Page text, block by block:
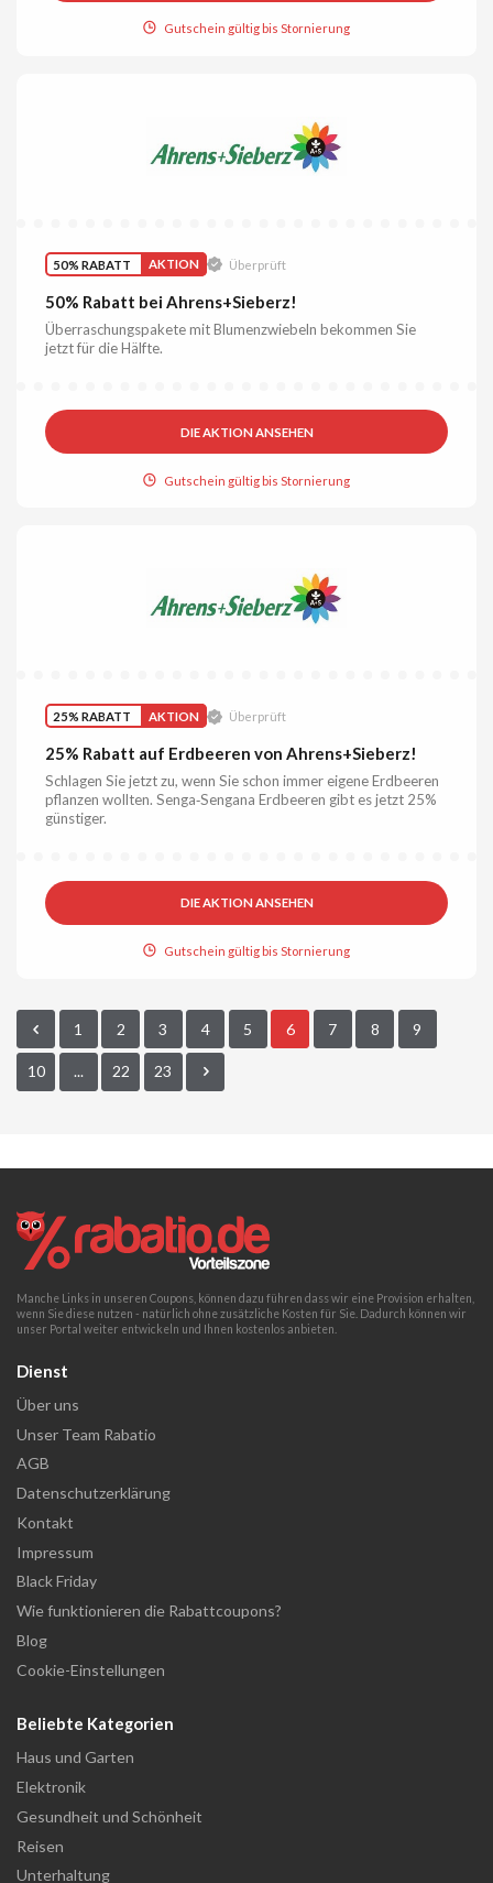
Gutschein gültig bis Stornierung
50% RABATT AKTION Überprüft
50% Rabatt bei Ahrens+Sieberz!
Überraschungspakete mit Blumenzwiebeln bekommen Sie
jetzt für die Hälfte.
DIE AKTION ANSEHEN
Gutschein gültig bis Stornierung
25% RABATT AKTION Überprüft
25% Rabatt auf Erdbeeren von Ahrens+Sieberz!
Schlagen Sie jetzt zu, wenn Sie schon immer eigene Erdbeeren
pflanzen wollten. Senga‑Sengana Erdbeeren gibt es jetzt 25%
günstiger.
DIE AKTION ANSEHEN
Gutschein gültig bis Stornierung
1 2 3 4 5 6 7 8 9
10 ... 22 23
Manche Links in unseren Coupons, können dazu führen dass wir eine Provision erhalten,
wenn Sie diese nutzen - natürlich ohne zusätzliche Kosten für Sie. Dadurch können wir
unser Portal weiter entwickeln und Ihnen kostenlos anbieten.
Dienst
Über uns
Unser Team Rabatio
AGB
Datenschutzerklärung
Kontakt
Impressum
Black Friday
Wie funktionieren die Rabattcoupons?
Blog
Cookie-Einstellungen
Beliebte Kategorien
Haus und Garten
Elektronik
Gesundheit und Schönheit
Reisen
Unterhaltung